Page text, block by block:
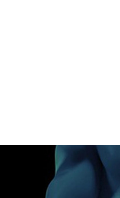
、消化器系のスクリーニング